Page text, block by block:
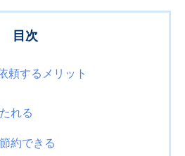
目次
頼するメリット
れる
約できる